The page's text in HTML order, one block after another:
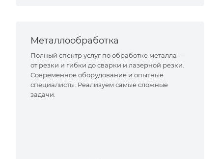
Металлообработка
Полный спектр услуг по обработке металла —
от резки и гибки до сварки и лазерной резки.
Современное оборудование и опытные
специалисты. Реализуем самые сложные
задачи.